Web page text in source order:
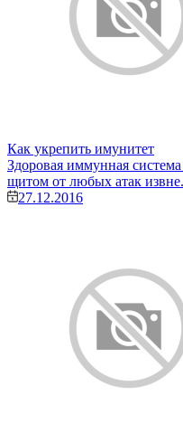
Как укрепить имунитет
Здоровая иммунная
щитом от любых атак
27.12.2016